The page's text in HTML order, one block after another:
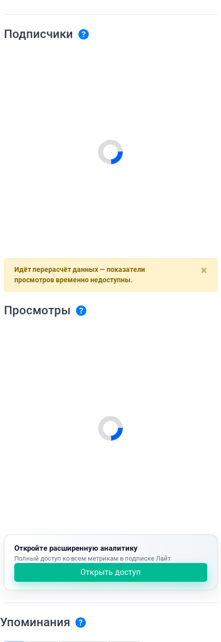
Подписчики
×
Идёт перерасчёт данных — показатели
просмотров временно недоступны.
Просмотры
Откройте расширенную аналитику
Полный доступ ко всем метрикам в подписке Лайт
Открыть доступ
Упоминания